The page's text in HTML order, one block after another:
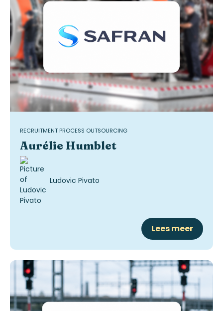
RECRUITMENT PROCESS OUTSOURCING
Aurélie Humblet
Ludovic Pivato
Lees meer